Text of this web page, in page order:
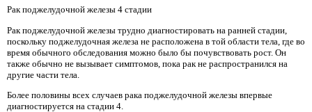
Рак поджелудочной железы 4 стадии
Рак поджелудочной железы трудно диагностировать на ранней стадии,
поскольку поджелудочная железа не расположена в той области тела, где во
время обычного обследования можно было бы почувствовать рост. Он
также обычно не вызывает симптомов, пока рак не распространился на
другие части тела.
Более половины всех случаев рака поджелудочной железы впервые
диагностируется на стадии 4.